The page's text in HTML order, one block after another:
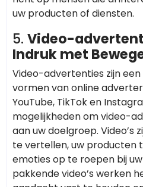
uw producten of diensten.
5. Video-
Indruk met
Video-advertenties zijn
vormen van online
YouTube, TikTok en
mogelijkheden om video-
aan uw doelgroep. Video’s
te vertellen, uw producten
emoties op te roepen bij
pakkende video’s werken